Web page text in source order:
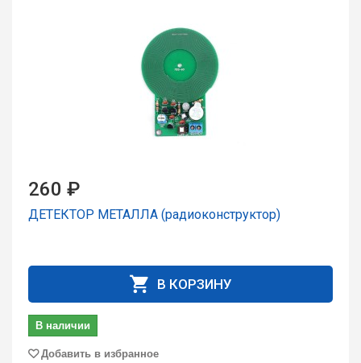
260 ₽
ДЕТЕКТОР МЕТАЛЛА (радиоконструктор)
В КОРЗИНУ
В наличии
Добавить в избранное